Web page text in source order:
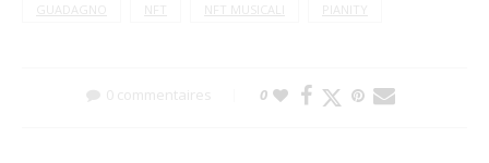
GUADAGNO NFT NFT MUSICALI PIANITY
0 commentaires 0